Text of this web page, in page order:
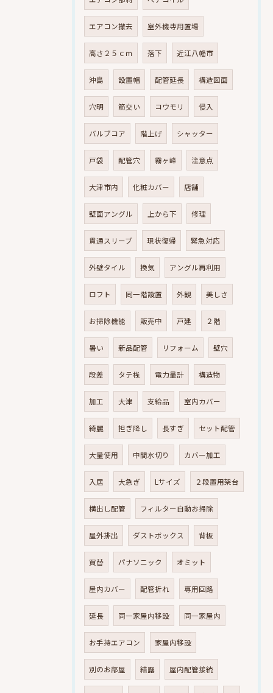
エアコン撤去 室外機専用置場
高さ２５ｃｍ 落下 近江八幡市
沖島 設置幅 配管延長 構造図面
穴明 筋交い コウモリ 侵入
バルブコア 階上げ シャッター
戸袋 配管穴 霧ヶ峰 注意点
大津市内 化粧カバー 店舗
壁面アングル 上から下 修理
貫通スリーブ 現状復帰 緊急対応
外壁タイル 換気 アングル再利用
ロフト 同一階設置 外観 美しさ
お掃除機能 販売中 戸建 ２階
暑い 新品配管 リフォーム 壁穴
段差 タテ桟 電力量計 構造物
加工 大津 支給品 室内カバー
綺麗 担ぎ降し 長すぎ セット配管
大量使用 中間水切り カバー加工
入居 大急ぎ Lサイズ ２段置用架台
横出し配管 フィルター自動お掃除
屋外排出 ダストボックス 背板
買替 パナソニック オミット
屋内カバー 配管折れ 専用回路
延長 同一家屋内移設 同一家屋内
お手持エアコン 家屋内移設
別のお部屋 結露 屋内配管接続